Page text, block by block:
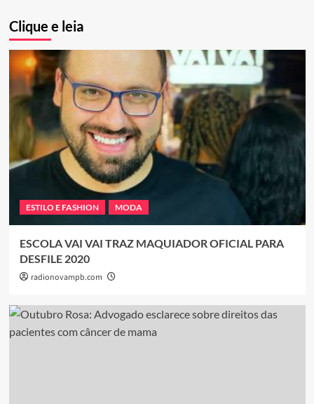
Clique e leia
ESTILO E FASHION MODA
ESCOLA VAI VAI TRAZ MAQUIADOR OFICIAL PARA
DESFILE 2020
radionovampb.com